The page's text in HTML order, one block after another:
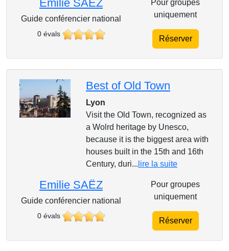
Emilie SAËZ
Guide conférencier national
0 évals
Pour groupes
uniquement
Réserver
Best of Old Town
Lyon
Visit the Old Town, recognized as
a Wolrd heritage by Unesco,
because it is the biggest area with
houses built in the 15th and 16th
Century, duri... lire la suite
Emilie SAËZ
Guide conférencier national
0 évals
Pour groupes
uniquement
Réserver